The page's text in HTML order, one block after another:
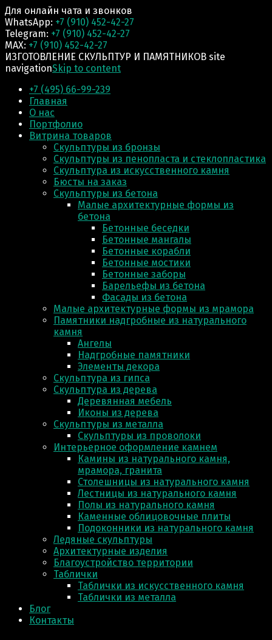
Для онлайн чата и звонков
WhatsApp: +7 (910) 452-42-27
Telegram: +7 (910) 452-42-27
MAX: +7 (910) 452-42-27
ИЗГОТОВЛЕНИЕ СКУЛЬПТУР И ПАМЯТНИКОВ site
navigationSkip to content
+7 (495) 66-99-239
Главная
О нас
Портфолио
Витрина товаров
Скульптуры из бронзы
Скульптуры из пенопласта и стеклопластика
Скульптура из искусственного камня
Бюсты на заказ
Скульптуры из бетона
Малые архитектурные формы из
бетона
Бетонные беседки
Бетонные мангалы
Бетонные корабли
Бетонные мостики
Бетонные заборы
Барельефы из бетона
Фасады из бетона
Малые архитектурные формы из мрамора
Памятники надгробные из натурального
камня
Ангелы
Надгробные памятники
Элементы декора
Скульптура из гипса
Скульптура из деревa
Деревянная мебель
Иконы из дерева
Скульптуры из металла
Скульптуры из проволоки
Интерьерное оформление камнем
Камины из натурального камня,
мрамора, гранита
Столешницы из натурального камня
Лестницы из натурального камня
Полы из натурального камня
Каменные облицовочные плиты
Подоконники из натурального камня
Ледяные скульптуры
Архитектурные изделия
Благоустройство территории
Таблички
Таблички из искусственного камня
Таблички из металла
Блог
Контакты